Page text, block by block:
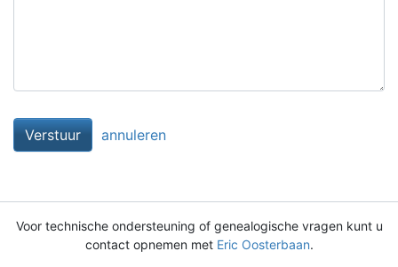
Verstuur annuleren
Voor technische ondersteuning of genealogische vragen kunt u
contact opnemen met Eric Oosterbaan.